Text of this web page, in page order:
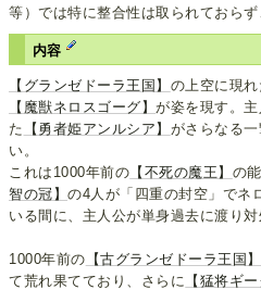
等）では特に整合性は取られておらず
内容
【グランゼドーラ王国】 の上空に現
【魔獣ネロスゴーグ】が姿を現す。
た
【勇者姫アンルシア】 がさらなる
い。
これは1000年前の 【不死の魔王】 の
智の冠】の4人が「四重の封空」でネ
いる間に、主人公が単身過去に渡り対
1000年前の 【古グランゼドーラ王国】
て荒れ果てており、さらに 【猛将ギ